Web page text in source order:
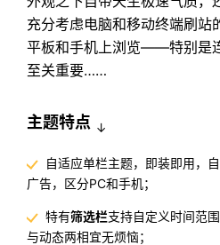
充分考虑电脑和移动终端刷站
平板和手机上浏览——特别是
至关重要……
主题特点 ↓
自适应单栏主题，即装即用，
广告，区分PC和手机；
特有筛选栏支持自定义时间范
与动态两相宜无烦恼；